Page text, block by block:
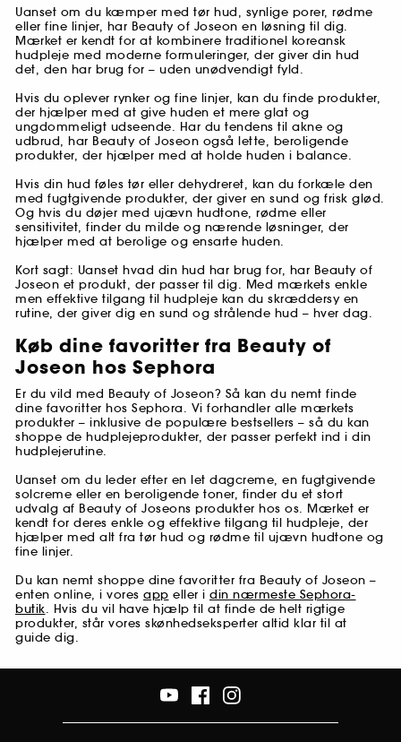
Uanset om du kæmper med tør hud, synlige porer, rødme
eller fine linjer, har Beauty of Joseon en løsning til dig.
Mærket er kendt for at kombinere traditionel koreansk
hudpleje med moderne formuleringer, der giver din hud
det, den har brug for – uden unødvendigt fyld.
Hvis du oplever rynker og fine linjer, kan du finde produkter,
der hjælper med at give huden et mere glat og
ungdommeligt udseende. Har du tendens til akne og
udbrud, har Beauty of Joseon også lette, beroligende
produkter, der hjælper med at holde huden i balance.
Hvis din hud føles tør eller dehydreret, kan du forkæle den
med fugtgivende produkter, der giver en sund og frisk glød.
Og hvis du døjer med ujævn hudtone, rødme eller
sensitivitet, finder du milde og nærende løsninger, der
hjælper med at berolige og ensarte huden.
Kort sagt: Uanset hvad din hud har brug for, har Beauty of
Joseon et produkt, der passer til dig. Med mærkets enkle
men effektive tilgang til hudpleje kan du skræddersy en
rutine, der giver dig en sund og strålende hud – hver dag.
Køb dine favoritter fra Beauty of
Joseon hos Sephora
Er du vild med Beauty of Joseon? Så kan du nemt finde
dine favoritter hos Sephora. Vi forhandler alle mærkets
produkter – inklusive de populære bestsellers – så du kan
shoppe de hudplejeprodukter, der passer perfekt ind i din
hudplejerutine.
Uanset om du leder efter en let dagcreme, en fugtgivende
solcreme eller en beroligende toner, finder du et stort
udvalg af Beauty of Joseons produkter hos os. Mærket er
kendt for deres enkle og effektive tilgang til hudpleje, der
hjælper med alt fra tør hud og rødme til ujævn hudtone og
fine linjer.
Du kan nemt shoppe dine favoritter fra Beauty of Joseon –
enten online, i vores app eller i din nærmeste Sephora-
butik. Hvis du vil have hjælp til at finde de helt rigtige
produkter, står vores skønhedseksperter altid klar til at
guide dig.